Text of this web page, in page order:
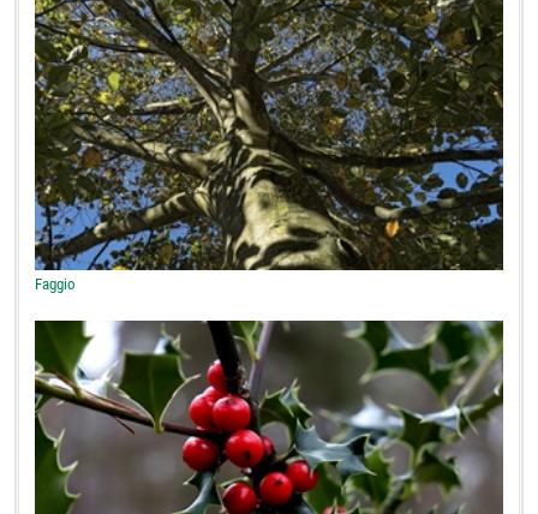
Faggio